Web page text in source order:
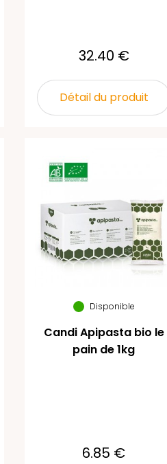
32.40 €
Détail du produit
Disponible
Candi Apipasta bio le
pain de 1kg
6.85 €